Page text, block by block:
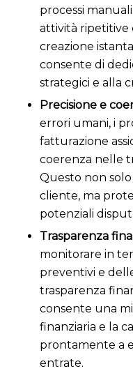
processi
attività ripetitive
creazione
consente di
strategici e alla
Precisione e
errori umani, i
fatturazione
coerenza nelle
Questo non
cliente, ma
potenziali
Trasparenza
monitorare in
preventivi e
trasparenza
consente una
finanziaria e la
prontamente a
entrate.